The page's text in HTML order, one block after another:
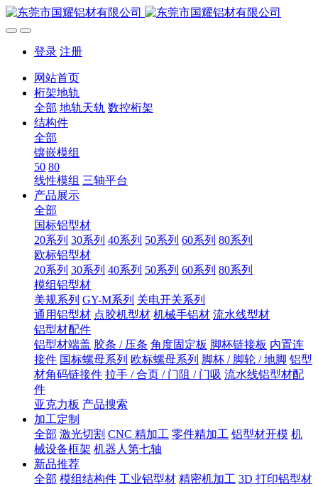
登录 注册
网站首页
桁架地轨
全部 地轨天轨 数控桁架
结构件
全部
镶嵌模组
50 80
线性模组 三轴平台
产品展示
全部
国标铝型材
20系列 30系列 40系列 50系列 60系列 80系列
欧标铝型材
20系列 30系列 40系列 50系列 60系列 80系列
模组铝型材
美规系列 GY-M系列 关电开关系列
通用铝型材 点胶机型材 机械手铝材 流水线型材
铝型材配件
铝型材端盖 胶条 / 压条 角度固定板 脚杯链接板 内置连
接件 国标螺母系列 欧标螺母系列 脚杯 / 脚轮 / 地脚 铝型
材角码链接件 拉手 / 合页 / 门阻 / 门吸 流水线铝型材配
件
亚克力板 产品搜索
加工定制
全部 激光切割 CNC 精加工 零件精加工 铝型材开模 机
械设备框架 机器人第七轴
新品推荐
全部 模组结构件 工业铝型材 精密机加工 3D 打印铝型材